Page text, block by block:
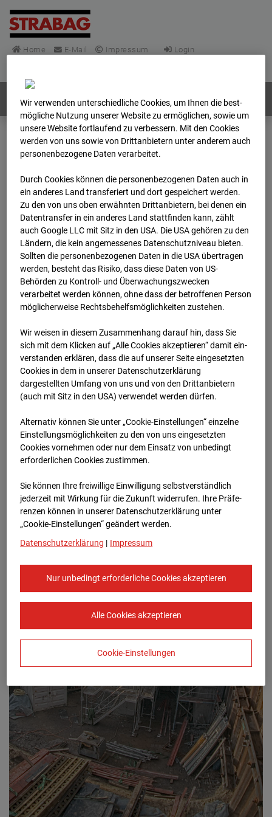
Home E-Mail Impressum
Login
Webcams: Alle Länder
Deutschland
Archiv
2025 12 01 14:32
BC-148 - BV-Frankfurt
EÜ Isenburger
Schneise (Cam 1)
Isenburger Schneise 40, 60528 Frankfurt
Archivdatum:01.12.2025 14:32,
Europe/Berlin
Wir verwenden unterschiedliche Cookies, um Ihnen die best­
mögliche Nutzung unserer Website zu ermöglichen, sowie um
unsere Website fortlaufend zu verbessern. Mit den Cookies
werden von uns sowie von Drittanbietern unter anderem auch
personenbezogene Daten verarbeitet.
Durch Cookies können die personenbezogenen Daten auch in
ein anderes Land transferiert und dort gespeichert werden.
Zu den von uns oben erwähnten Drittanbietern, bei denen ein
Datentransfer in ein anderes Land stattfinden kann, zählt
auch Google LLC mit Sitz in den USA. Die USA gehören zu den
Ländern, die kein angemessenes Datenschutzniveau bieten.
Sollten die personenbezogenen Daten in die USA übertragen
werden, besteht das Risiko, dass diese Daten von US-
Behörden zu Kontroll- und Überwachungszwecken
verarbeitet werden können, ohne dass der betroffenen Person
möglicherweise Rechtsbehelfsmöglichkeiten zustehen.
Wir weisen in diesem Zusammenhang darauf hin, dass Sie
sich mit dem Klicken auf „Alle Cookies akzeptieren“ damit ein­
ver­standen erklären, dass die auf unserer Seite eingesetzten
Cookies in dem in unserer Datenschutzerklärung
dargestellten Umfang von uns und von den Drittanbietern
(auch mit Sitz in den USA) verwendet werden dürfen.
Alternativ können Sie unter „Cookie-Einstellungen“ einzelne
Einstellungsmöglichkeiten zu den von uns eingesetzten
Cookies vornehmen oder nur dem Einsatz von unbedingt
erforderlichen Cookies zustimmen.
Sie können Ihre freiwillige Einwilligung selbstverständlich
jederzeit mit Wirkung für die Zukunft widerrufen. Ihre Prä­fe­
renzen können in unserer Datenschutzerklärung unter
„Cookie-Einstellungen“ geändert werden.
Datenschutzerklärung | Impressum
Nur unbedingt erforderliche Cookies akzeptieren
Alle Cookies akzeptieren
Cookie-Einstellungen